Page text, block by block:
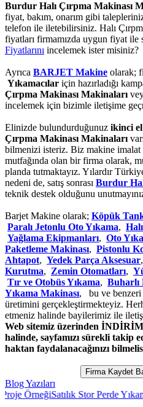
Burdur Halı Çırpma Makinası
fiyat, bakım, onarım gibi
telefon ile iletebilirsiniz. Halı
fiyatları firmamızda uygun fiyat ile
Fiyatlarını incelemek ister misiniz?
Ayrıca BARJET Makine olarak;
Yıkamacılar için hazırladığı
Çırpma Makinası Makinaları
incelemek için bizimle iletişime
Elinizde bulundurduğunuz ikinci
Çırpma Makinası Makinaları
bilmenizi isteriz. Biz makine imalat
mutfağında olan bir firma olarak,
planda tutmaktayız. Yılardır
nedeni de, satış sonrası Burdur
teknik destek olduğunu
Barjet Makine olarak; Köpük
Paralı Jetonlu Oto Yıkama,
Yağlama Ekipmanları, Oto
Paketleme Makinası, Pistonlu
Ahtapot, Yedek Parça Aksesuar,
Kurutma, Zemin Otomatları,
Tır ve Otobüs Yıkama, Buharlı
Yıkama Makinası, bu ve benzeri
üretimini gerçekleştirmekteyiz.
etmeniz halinde bayilerimiz ile
Web sitemiz üzerinden İNDİRİM
halinde, sayfamızı sürekli takip
haktan faydalanacağınızı
Firma Kaydet
Blog Yazıları
ÖrneğiSatılık Stor Perde